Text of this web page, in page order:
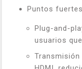
Puntos
Plug-and-
usuarios